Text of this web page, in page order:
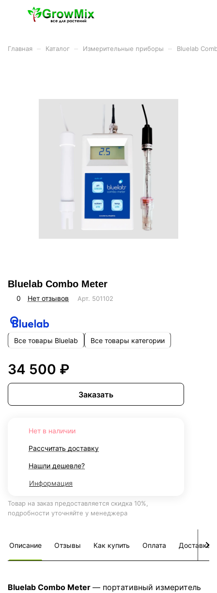
Главная Каталог Измерительные приборы Bluelab
Bluelab Combo Meter
0 Нет отзывов Арт. 501102
Все товары Bluelab Все товары категории
34 500 ₽
Заказать
Нет в наличии
Рассчитать доставку
Нашли дешевле?
Информация
Товар на заказ предоставляется скидка 10%,
подробности уточняйте у менеджера
Описание Отзывы Как купить Оплата Доставка
Bluelab Combo Meter — портативный измеритель